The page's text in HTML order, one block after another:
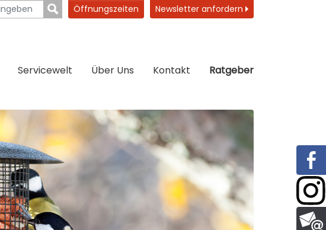
Öffnungszeiten Newsletter anfordern
Servicewelt Über Uns Kontakt Ratgeber